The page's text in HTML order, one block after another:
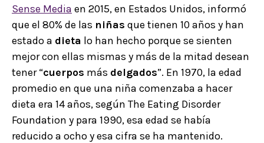
Sense Media en 2015, en Estados Unidos, informó
que el 80% de las niñas que tienen 10 años y han
estado a dieta lo han hecho porque se sienten
mejor con ellas mismas y más de la mitad desean
tener “cuerpos más delgados”. En 1970, la edad
promedio en que una niña comenzaba a hacer
dieta era 14 años, según The Eating Disorder
Foundation y para 1990, esa edad se había
reducido a ocho y esa cifra se ha mantenido.